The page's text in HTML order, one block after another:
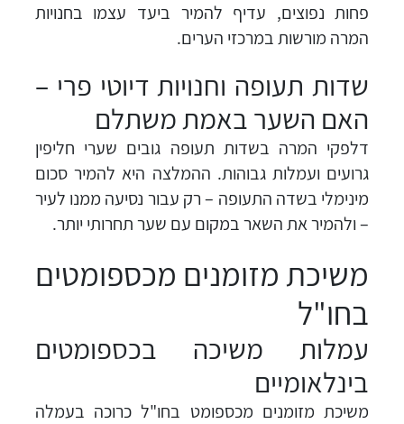
פחות נפוצים, עדיף להמיר ביעד עצמו בחנויות
המרה מורשות במרכזי הערים.
שדות תעופה וחנויות דיוטי פרי –
האם השער באמת משתלם
דלפקי המרה בשדות תעופה גובים שערי חליפין
גרועים ועמלות גבוהות. ההמלצה היא להמיר סכום
מינימלי בשדה התעופה – רק עבור נסיעה ממנו לעיר
– ולהמיר את השאר במקום עם שער תחרותי יותר.
משיכת מזומנים מכספומטים
בחו"ל
עמלות משיכה בכספומטים
בינלאומיים
משיכת מזומנים מכספומט בחו"ל כרוכה בעמלה